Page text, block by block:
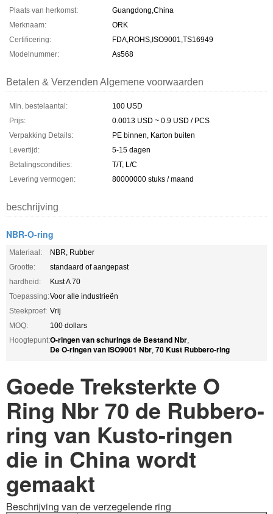
Plaats van herkomst:
Guangdong,China
Merknaam:
ORK
Certificering:
FDA,ROHS,ISO9001,TS16949
Modelnummer:
As568
Betalen & Verzenden Algemene voorwaarden
Min. bestelaantal:
100 USD
Prijs:
0.0013 USD ~ 0.9 USD / PCS
Verpakking Details:
PE binnen, Karton buiten
Levertijd:
5-15 dagen
Betalingscondities:
T/T, L/C
Levering vermogen:
80000000 stuks / maand
beschrijving
NBR-O-ring
Materiaal:
NBR, Rubber
Grootte:
standaard of aangepast
hardheid:
Kust A 70
Toepassing:Voor alle industrieën
Steekproef: Vrij
MOQ:
100 dollars
Hoogtepunt:O-ringen van schurings de Bestand Nbr,
De O-ringen van ISO9001 Nbr, 70 Kust Rubbero-ring
Goede Treksterkte O
Ring Nbr 70 de Rubbero-
ring van Kusto-ringen
die in China wordt
gemaakt
Beschrijving van de verzegelende ring